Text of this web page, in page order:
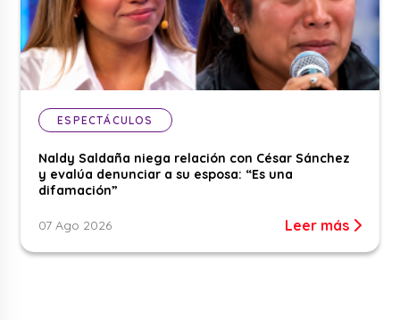
ESPECTÁCULOS
Naldy Saldaña niega relación con César Sánchez
y evalúa denunciar a su esposa: “Es una
difamación”
07 Ago 2026 Leer más